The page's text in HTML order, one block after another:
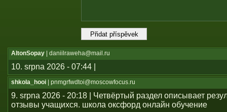
AltonSopay | daniilraweha@mail.ru
10. srpna 2026 - 07:44 |
shkola_hooi | pnmgrfwdtoi@moscowfocus.ru
9. srpna 2026 - 20:18 | Четвёртый раздел описывает
отзывы учащихся. школа оксфорд онлайн обучение